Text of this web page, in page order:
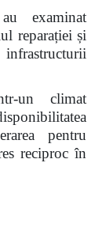
examinat
reparației și
un climat
pentru
reciproc în